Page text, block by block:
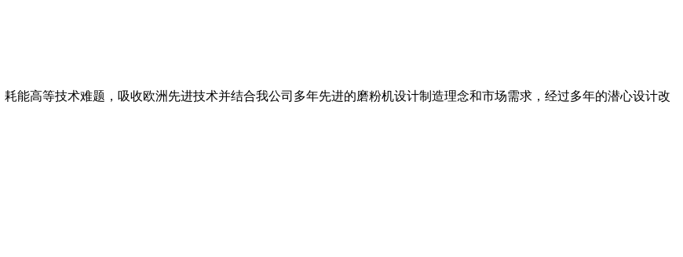
能高等技术难题，吸收欧洲先进技术并结合我公司多年先进的磨粉机设计制造理念和市场需求，经过多年的潜心设计改